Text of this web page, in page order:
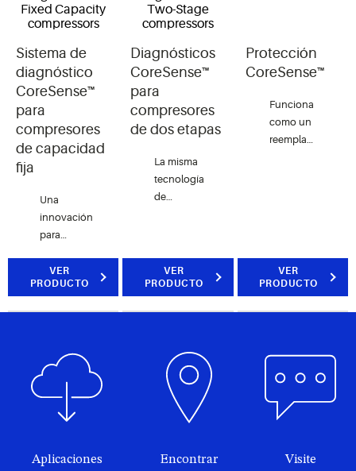
Sistema de
diagnóstico
CoreSense™
para
compresores
de capacidad
fija
Una
innovación
para
los
instaladores
sistema
acondicionado
VER
PRODUCTO
Diagnósticos
CoreSense™
para
compresores
de dos etapas
La misma
tecnología
de
de dos
etapas.
VER
PRODUCTO
Protección
CoreSense™
Funciona
como un
reemplazo
compresores
de
bombas
de
VER
PRODUCTO
Aplicaciones
Encontrar
Visite